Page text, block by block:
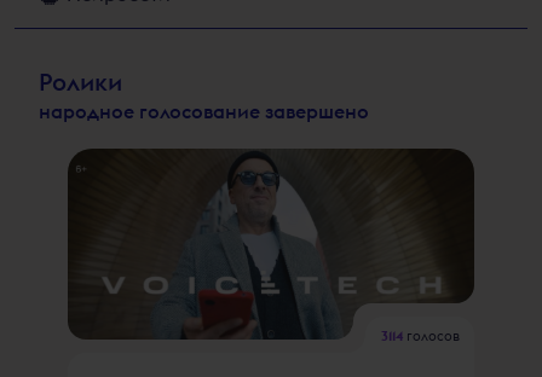
Ролики
народное голосование завершено
3114голосов